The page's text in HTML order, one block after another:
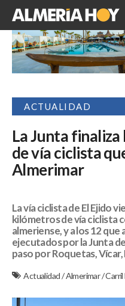
ACTUALIDAD
La Junta
de vía ciclista
Almerimar
La vía ciclista de El Ejido
kilómetros de vía ciclista
almeriense, y a los 12
ejecutados por la Junta
paso por Roquetas,
Actualidad/Almerimar/